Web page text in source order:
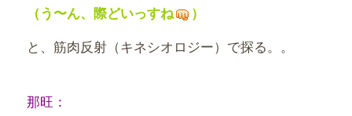
（う〜ん、際どいっすね ）
と、筋肉反射（キネシオロジー）で探る。。
那旺：